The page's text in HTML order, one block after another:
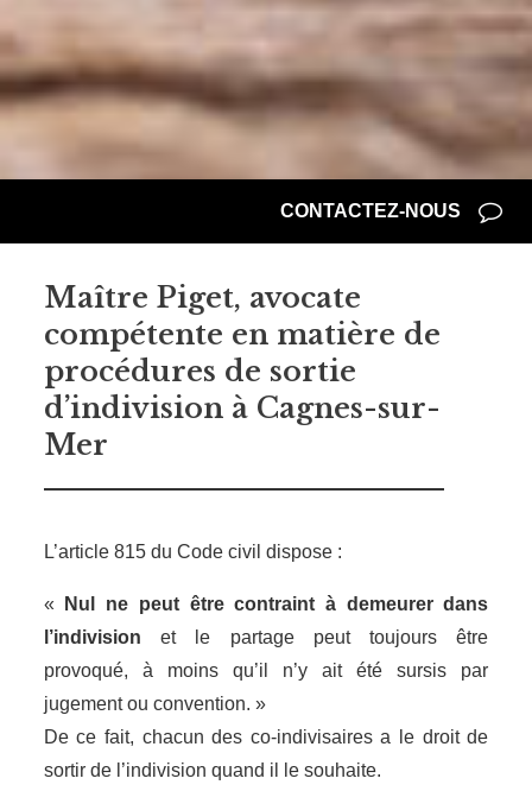
CONTACTEZ-NOUS
Maître Piget, avocate
compétente en matière de
procédures de sortie
d’indivision à Cagnes-sur-
Mer
L’article 815 du Code civil dispose :
«
Nul ne peut être contraint à demeurer dans
l’indivision et le partage peut toujours être
provoqué, à moins qu’il n’y ait été sursis par
jugement ou convention. »
De ce fait, chacun des co-indivisaires a le droit de
sortir de l’indivision quand il le souhaite.